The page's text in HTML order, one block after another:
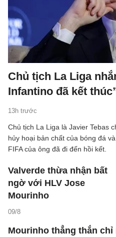
Chủ tịch La Liga
Infantino đã kết
13h trước
Chủ tịch La Liga là Javier Tebas
hủy hoại bản chất của bóng đá
FIFA của ông đã đi đến hồi kết.
Valverde thừa nhận bất
ngờ với HLV Jose
Mourinho
09/8
Mourinho thẳng thắn chỉ